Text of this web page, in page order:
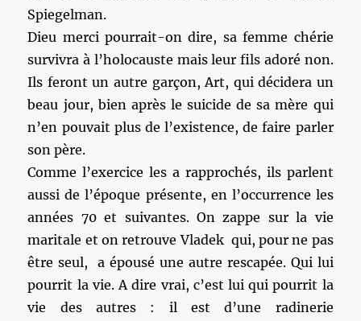
Spiegelman.
Dieu merci pourrait-on dire, sa femme chérie
survivra à l’holocauste mais leur fils adoré non.
Ils feront un autre garçon, Art, qui décidera un
beau jour, bien après le suicide de sa mère qui
n’en pouvait plus de l’existence, de faire parler
son père.
Comme l’exercice les a rapprochés, ils parlent
aussi de l’époque présente, en l’occurrence les
années 70 et suivantes. On zappe sur la vie
maritale et on retrouve Vladek qui, pour ne pas
être seul, a épousé une autre rescapée. Qui lui
pourrit la vie. A dire vrai, c’est lui qui pourrit la
vie des autres : il est d’une radinerie